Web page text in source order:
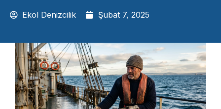
Ekol Denizcilik Şubat 7, 2025